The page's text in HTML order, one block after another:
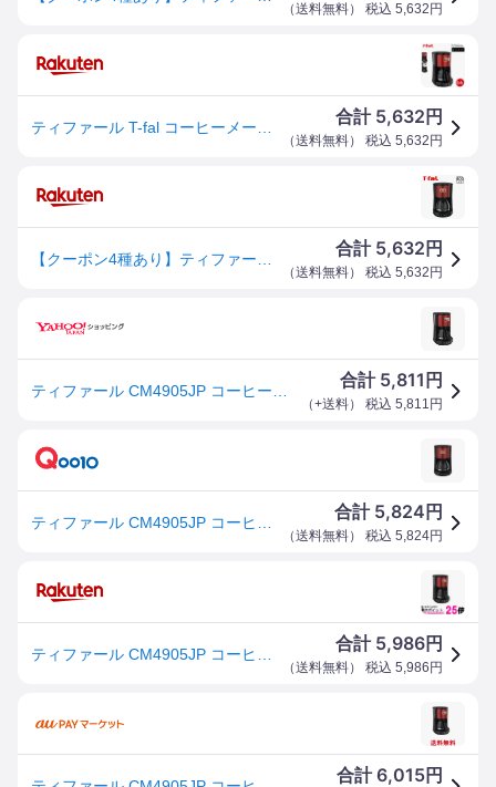
（送料無料） 税込 5,632 円
合計 5,632 円
（送料無料） 税込 5,632 円
合計 5,632 円
（送料無料） 税込 5,632 円
合計 5,811 円
（+送料） 税込 5,811 円
合計 5,824 円
（送料無料） 税込 5,824円
合計 5,986円
（送料無料） 税込 5,986 円
合計6,015円